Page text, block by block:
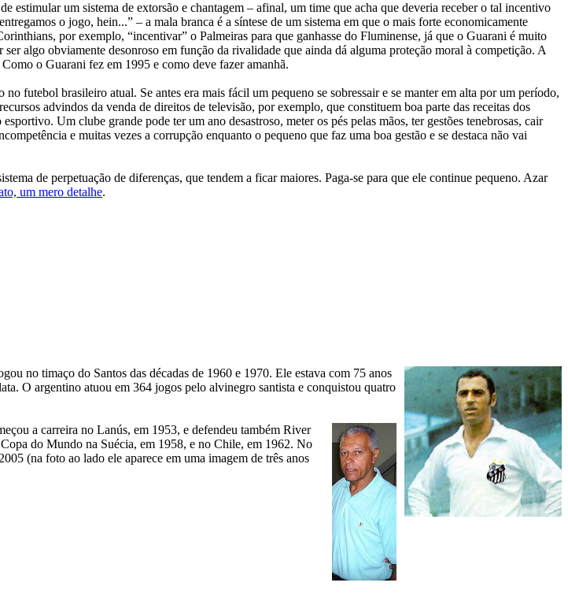
um sistema de extorsão e chantagem – afinal, um time que acha que deveria receber o tal incentivo
o jogo, hein...” – a mala branca é a síntese de um sistema em que o mais forte economicamente
por exemplo, “incentivar” o Palmeiras para que ganhasse do Fluminense, já que o Guarani é muito
algo obviamente desonroso em função da rivalidade que ainda dá alguma proteção moral à competição. A
o Guarani fez em 1995 e como deve fazer amanhã.
futebol brasileiro atual. Se antes era mais fácil um pequeno se sobressair e se manter em alta por um período,
advindos da venda de direitos de televisão, por exemplo, que constituem boa parte das receitas dos
Um clube grande pode ter um ano desastroso, meter os pés pelas mãos, ter gestões tenebrosas, cair
e muitas vezes a corrupção enquanto o pequeno que faz uma boa gestão e se destaca não vai
de perpetuação de diferenças, que tendem a ficar maiores. Paga-se para que ele continue pequeno. Azar
um mero detalhe.
no timaço do Santos das décadas de 1960 e 1970. Ele estava com 75 anos
O argentino atuou em 364 jogos pelo alvinegro santista e conquistou quatro
a carreira no Lanús, em 1953, e defendeu também River
do Mundo na Suécia, em 1958, e no Chile, em 1962. No
(na foto ao lado ele aparece em uma imagem de três anos